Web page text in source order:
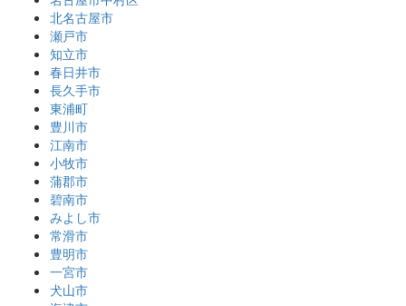
北名古屋市
瀬戸市
知立市
春日井市
長久手市
東浦町
豊川市
江南市
小牧市
蒲郡市
碧南市
みよし市
常滑市
豊明市
一宮市
犬山市